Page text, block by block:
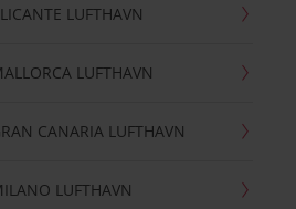
LUFTHAVN
LUFTHAVN
CANARIA LUFTHAVN
LUFTHAVN